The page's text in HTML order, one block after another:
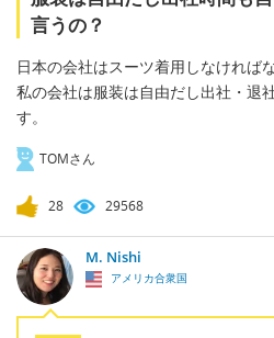
言うの？
日本の会社はスーツ着用しなければ
私の会社は服装は自由だし出社・退
す。
TOMさん
28 29568
M. Nishi
アメリカ合衆国